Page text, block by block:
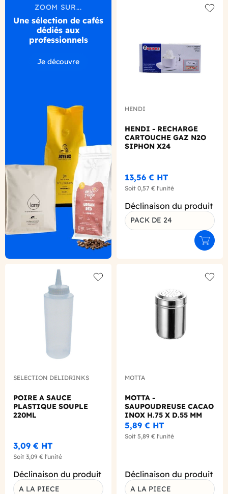
ZOOM SUR...
Une sélection de cafés
dédiés aux
professionnels
Je découvre
HENDI
HENDI - RECHARGE
CARTOUCHE GAZ N2O
SIPHON X24
13,56 € HT
Soit 0,57 € l'unité
Déclinaison du produit
PACK DE 24
SELECTION DELIDRINKS
POIRE A SAUCE
PLASTIQUE SOUPLE
220ML
3,09 € HT
Soit 3,09 € l'unité
Déclinaison du produit
A LA PIECE
MOTTA
MOTTA -
SAUPOUDREUSE CACAO
INOX H.75 X D.55 MM
5,89 € HT
Soit 5,89 € l'unité
Déclinaison du produit
A LA PIECE